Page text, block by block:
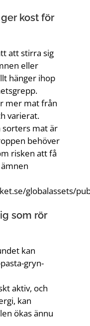
kost för
att stirra sig
eller
hänger ihop
mer mat från
varierat.
sorters mat är
behöver
risken att få
globalassets/
som rör
kan
gryn-
aktiv, och
kan
ökas ännu